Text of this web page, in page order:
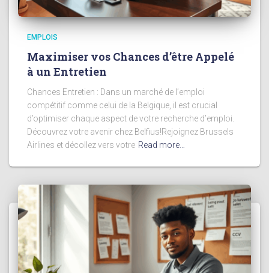
EMPLOIS
Maximiser vos Chances d’être Appelé
à un Entretien
Chances Entretien : Dans un marché de l’emploi
compétitif comme celui de la Belgique, il est crucial
d’optimiser chaque aspect de votre recherche d’emploi.
Découvrez votre avenir chez Belfius!Rejoignez Brussels
Airlines et décollez vers votre Read more…